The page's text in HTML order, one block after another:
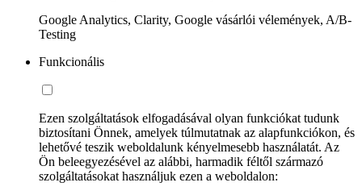
Google Analytics, Clarity, Google vásárlói vélemények, A/B-
Testing
Funkcionális
Ezen szolgáltatások elfogadásával olyan funkciókat tudunk
biztosítani Önnek, amelyek túlmutatnak az alapfunkciókon, és
lehetővé teszik weboldalunk kényelmesebb használatát. Az
Ön beleegyezésével az alábbi, harmadik féltől származó
szolgáltatásokat használjuk ezen a weboldalon: